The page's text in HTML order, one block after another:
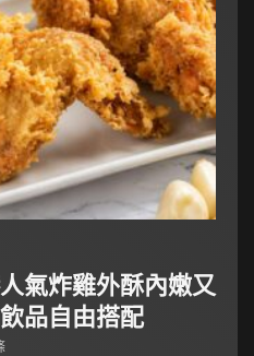
氣炸雞外酥內嫩又
品自由搭配